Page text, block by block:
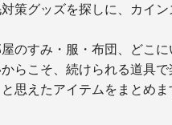
策グッズを探しに、カイン
のすみ・服・布団、どこ
らこそ、続けられる道具
思えたアイテムをまとめま